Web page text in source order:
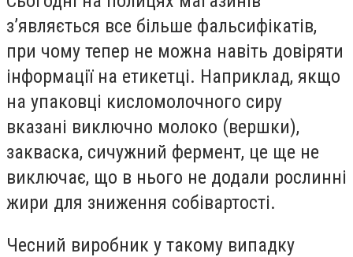
з’являється все більше фальсифікатів,
при чому тепер не можна навіть довіряти
інформації на етикетці. Наприклад, якщо
на упаковці кисломолочного сиру
вказані виключно молоко (вершки),
закваска, сичужний фермент, це ще не
виключає, що в нього не додали рослинні
жири для зниження собівартості.
Чесний виробник у такому випадку